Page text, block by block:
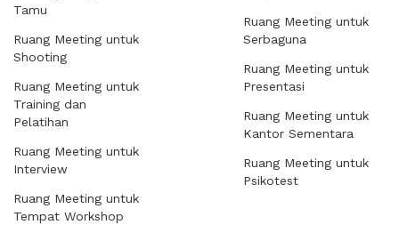
Tamu
Ruang Meeting untuk
Shooting
Ruang Meeting untuk
Training dan
Pelatihan
Ruang Meeting untuk
Interview
Ruang Meeting untuk
Tempat Workshop
Ruang Meeting untuk
Serbaguna
Ruang Meeting untuk
Presentasi
Ruang Meeting untuk
Kantor Sementara
Ruang Meeting untuk
Psikotest